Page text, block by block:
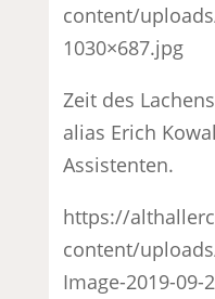
content/
1030×687.jpg
Zeit des
alias Erich
Assistenten.
https://
content/
Image-2019-09-